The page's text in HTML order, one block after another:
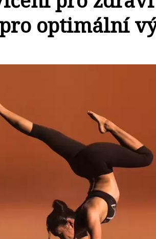
optimální